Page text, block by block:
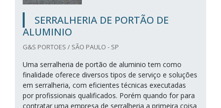
SERRALHERIA DE PORTÃO DE
ALUMINIO
G&S PORTOES / SÃO PAULO - SP
Uma serralheria de portão de aluminio tem como
finalidade oferece diversos tipos de serviço e soluções
em serralheria, com eficientes técnicas executadas
por profissionais qualificados. Porém quando for para
contratar uma empresa de serralheria a primeira coisa